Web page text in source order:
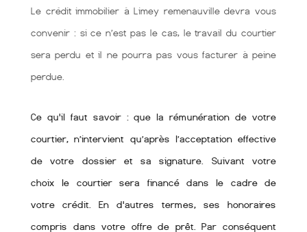
Le crédit immobilier à Limey remenauville devra vous
convenir : si ce n’est pas le cas, le travail du courtier
sera perdu et il ne pourra pas vous facturer à peine
perdue.
Ce qu'il faut savoir : que la rémunération de votre
courtier, n’intervient qu’après l’acceptation effective
de votre dossier et sa signature. Suivant votre
choix le courtier sera financé dans le cadre de
votre crédit. En d'autres termes, ses honoraires
compris dans votre offre de prêt. Par conséquent